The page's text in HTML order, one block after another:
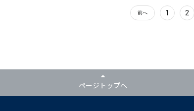
前へ 1 2
ページトップへ